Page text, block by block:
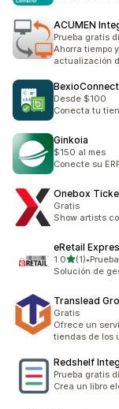
ACUMEN
Prueba gratis
Ahorra tiempo
actualización
Desde $100
Conecta tu
Ginkoia
$150 al mes
Conecte su
Onebox
Gratis
Show artists
eRetail
1.0de 5
(1)
1 reseñas en
•
Solución de
Translead
Gratis
Ofrece un
tiendas de los
Redshelf
Prueba gratis
Crea un libro